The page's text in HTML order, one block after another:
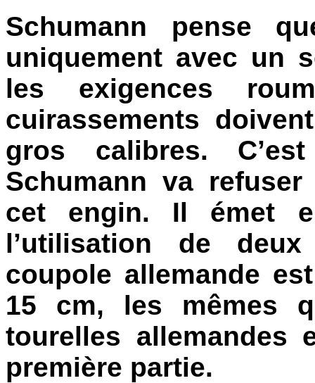
Schumann pense
uniquement avec un
les exigences
cuirassements
gros calibres.
Schumann va
cet engin. Il émet
l’utilisation de
coupole allemande
15 cm, les mêmes
tourelles allemandes
première partie.